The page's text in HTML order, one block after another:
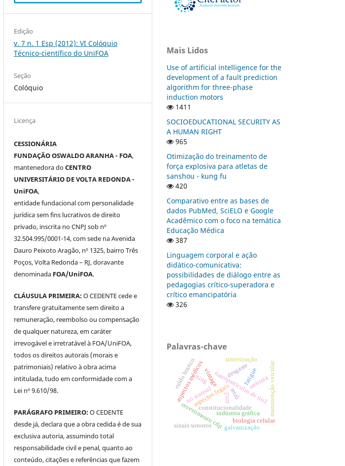
Edição
v. 7 n. 1 Esp (2012): VI Colóquio
Técnico-científico do UniFOA
Seção
Colóquio
Licença
CESSIONÁRIA
FUNDAÇÃO OSWALDO ARANHA - FOA,
mantenedora doCENTRO
UNIVERSITÁRIO DE VOLTA REDONDA -
UniFOA,
entidade fundacional com personalidade
jurídica sem fins lucrativos de direito
privado, inscrita no CNPJ sob nº
32.504.995/0001-14, com sede na Avenida
Dauro Peixoto Aragão, nº 1325, bairro Três
Poços, Volta Redonda – RJ, doravante
denominada FOA/UniFOA.
CLÁUSULA PRIMEIRA:O CEDENTE cede e
transfere gratuitamente sem direito a
remuneração, reembolso ou compensação
de qualquer natureza, em caráter
irrevogável e irretratável à FOA/UniFOA,
todos os direitos autorais (morais e
patrimoniais) relativo à obra acima
intitulada, tudo em conformidade com a
Lei nº 9.610/98.
PARÁGRAFO PRIMEIRO:O CEDENTE
desde já, declara que a obra cedida é de sua
exclusiva autoria, assumindo total
responsabilidade civil e penal, quanto ao
conteúdo, citações e referências que fazem
Mais Lidos
Use of artificial intelligence for the
development of a fault prediction
algorithm for three-phase
induction motors
1411
SOCIOEDUCATIONAL SECURITY AS
A HUMAN RIGHT
965
Otimização do treinamento de
força explosiva para atletas de
sanshou - kung fu
420
Comparativo entre as bases de
dados PubMed, SciELO e Google
Acadêmico com o foco na temática
Educação Médica
387
Linguagem corporal e ação
didático-comunicativa:
possibilidades de diálogo entre as
pedagogias crítico-superadora e
crítico emancipatória
326
Palavras-chave
nanopartículas de tio2
ning
constitucionalidade
aspectos legais
aspectos médicos desgaste
revestimento cdp
vintage
retrô manutenção veicular
arritmia
indústria gráfica
sintetização
sinais sonoros
ruído branco
biologia celular
zro2
fatigue
nó sinusal
galvanização